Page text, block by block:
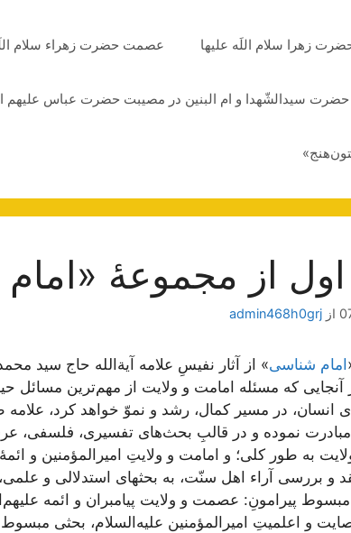
زهرا سلام اللَه علیها عصمت حضرت زهراء سلام
حضرت سیدالشّهدا و ام البنین در مصیبت حضرت عباس علیهم
اول از مجموعۀ
از admin468h0grj
امام شناسی» از آثار نفیسِ علامه آیة‌الله حاج سید
آنجایی که مسئله امامت و ولایت از مهم‌ترین مسائل
انسان، در مسیر کمال، رشد و نموّ خواهد کرد، علامه
مبادرت نموده و در قالبِ بحث‌های تفسیری، فلسفی،
به طور کلی؛ و امامت و ولایتِ امیرالمؤمنین و
و بررسی آراء اهل سنّت، به بحثهای استدلالی و
پیرامونِ: عصمت و ولایت پیامبران و ائمه
و اعلمیتِ امیرالمؤمنین علیه‌السلام، بحثی